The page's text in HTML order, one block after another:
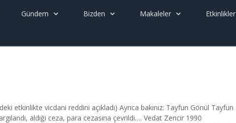
Gündem Bizden Makaleler Etkinlikler
etkinlikte vicdani reddini açıkladı) Ayrıca bakınız: Tayfun Gönül Tayfun
aldığı ceza, para cezasına çevrildi…. Vedat Zencir 1990